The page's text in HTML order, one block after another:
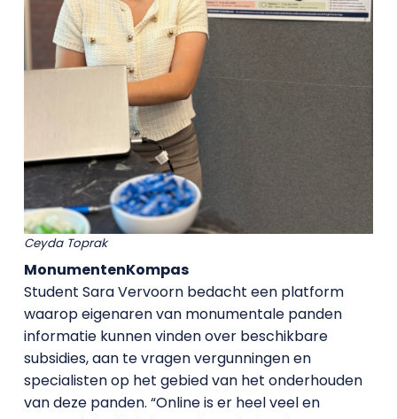
Ceyda Toprak
MonumentenKompas
Student Sara Vervoorn bedacht een platform
waarop eigenaren van monumentale panden
informatie kunnen vinden over beschikbare
subsidies, aan te vragen vergunningen en
specialisten op het gebied van het onderhouden
van deze panden. “Online is er heel veel en